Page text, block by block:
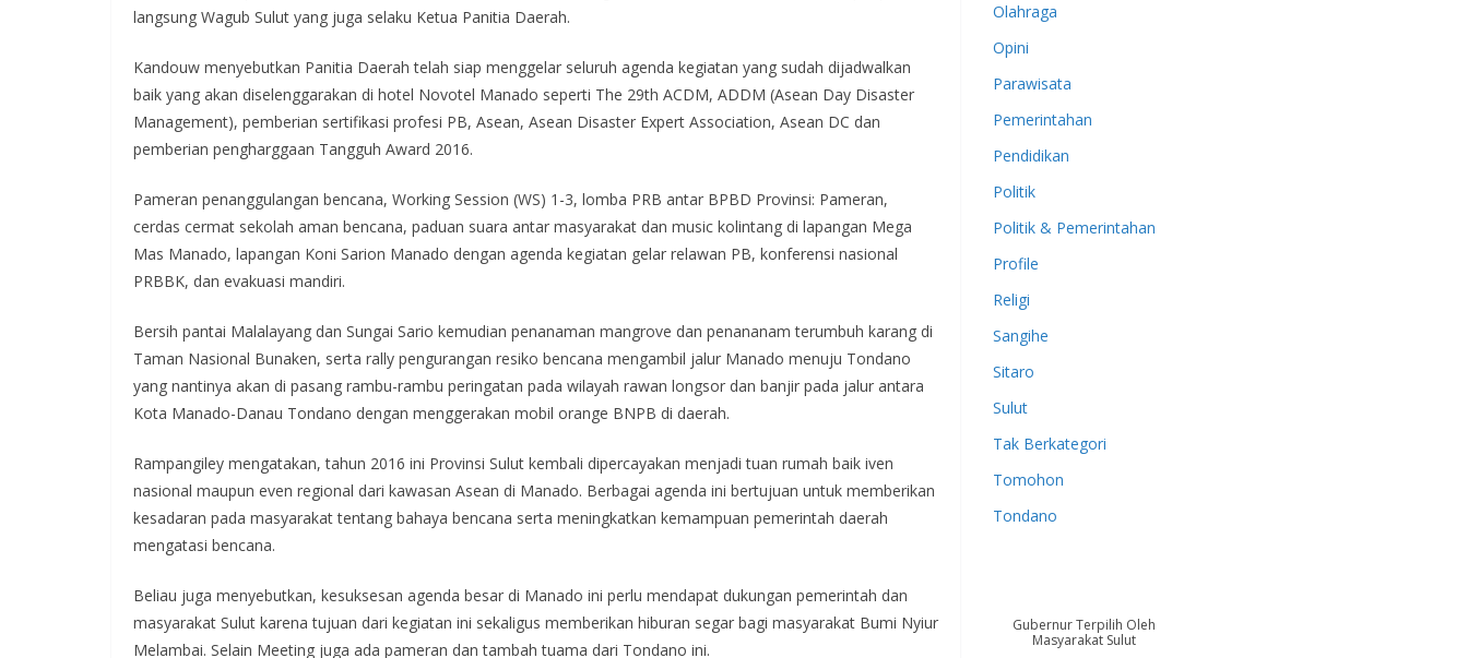
langsung Wagub Sulut yang juga selaku Ketua Panitia Daerah.
Kandouw menyebutkan Panitia Daerah telah siap menggelar seluruh agenda kegiatan yang sudah dijadwalkan
baik yang akan diselenggarakan di hotel Novotel Manado seperti The 29th ACDM, ADDM (Asean Day Disaster
Management), pemberian sertifikasi profesi PB, Asean, Asean Disaster Expert Association, Asean DC dan
pemberian pengharggaan Tangguh Award 2016.
Pameran penanggulangan bencana, Working Session (WS) 1-3, lomba PRB antar BPBD Provinsi: Pameran,
cerdas cermat sekolah aman bencana, paduan suara antar masyarakat dan music kolintang di lapangan Mega
Mas Manado, lapangan Koni Sarion Manado dengan agenda kegiatan gelar relawan PB, konferensi nasional
PRBBK, dan evakuasi mandiri.
Bersih pantai Malalayang dan Sungai Sario kemudian penanaman mangrove dan penananam terumbuh karang di
Taman Nasional Bunaken, serta rally pengurangan resiko bencana mengambil jalur Manado menuju Tondano
yang nantinya akan di pasang rambu-rambu peringatan pada wilayah rawan longsor dan banjir pada jalur antara
Kota Manado-Danau Tondano dengan menggerakan mobil orange BNPB di daerah.
Rampangiley mengatakan, tahun 2016 ini Provinsi Sulut kembali dipercayakan menjadi tuan rumah baik iven
nasional maupun even regional dari kawasan Asean di Manado. Berbagai agenda ini bertujuan untuk memberikan
kesadaran pada masyarakat tentang bahaya bencana serta meningkatkan kemampuan pemerintah daerah
mengatasi bencana.
Beliau juga menyebutkan, kesuksesan agenda besar di Manado ini perlu mendapat dukungan pemerintah dan
masyarakat Sulut karena tujuan dari kegiatan ini sekaligus memberikan hiburan segar bagi masyarakat Bumi Nyiur
Melambai. Selain Meeting juga ada pameran dan tambah tuama dari Tondano ini.
Olahraga
Opini
Parawisata
Pemerintahan
Pendidikan
Politik
Politik & Pemerintahan
Profile
Religi
Sangihe
Sitaro
Sulut
Tak Berkategori
Tomohon
Tondano
Gubernur Terpilih Oleh
Masyarakat Sulut